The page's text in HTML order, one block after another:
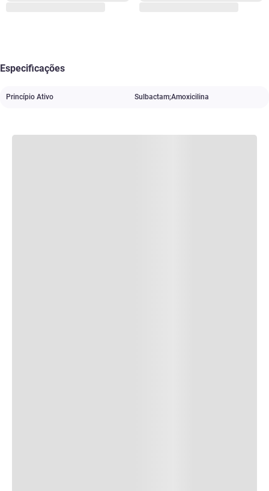
Especificações
Princípio Ativo Sulbactam;Amoxicilina